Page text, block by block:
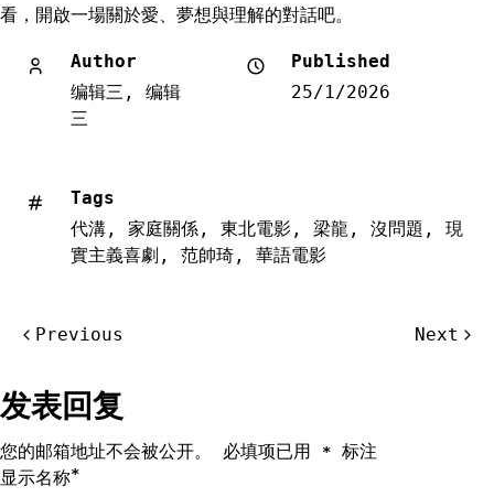
看，開啟一場關於愛、夢想與理解的對話吧。
Author
编辑三, 编辑
三
Published
25/1/2026
Tags
代溝 , 家庭關係 , 東北電影 , 梁龍 , 沒問題 , 現
實主義喜劇 , 范帥琦 , 華語電影
航
Previous Next
发表回复
您的邮箱地址不会被公开。 必填项已用 * 标注
显示名称*